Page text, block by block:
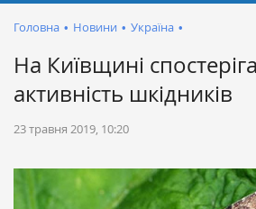
Головна • Новини • Україна •
На Київщині
активність шкідників
23 травня 2019, 10:20